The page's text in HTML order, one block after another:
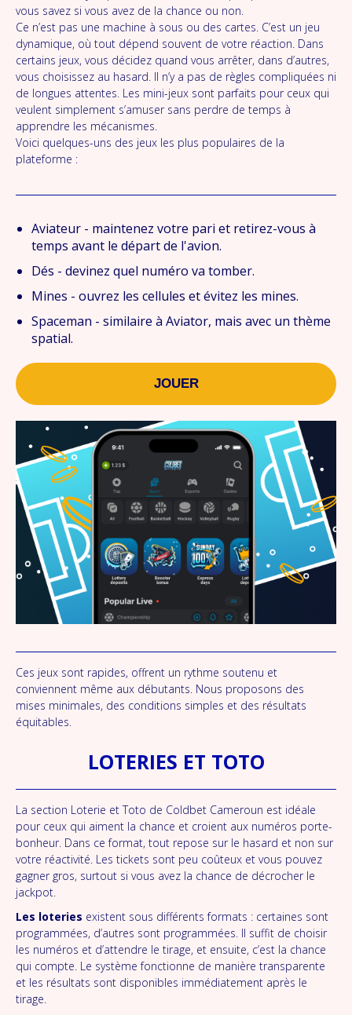
vous savez si vous avez de la chance ou non.
Ce n’est pas une machine à sous ou des cartes. C’est un jeu
dynamique, où tout dépend souvent de votre réaction. Dans
certains jeux, vous décidez quand vous arrêter, dans d’autres,
vous choisissez au hasard. Il n’y a pas de règles compliquées ni
de longues attentes. Les mini-jeux sont parfaits pour ceux qui
veulent simplement s’amuser sans perdre de temps à
apprendre les mécanismes.
Voici quelques-uns des jeux les plus populaires de la
plateforme :
Aviateur - maintenez votre pari et retirez-vous à
temps avant le départ de l'avion.
Dés - devinez quel numéro va tomber.
Mines - ouvrez les cellules et évitez les mines.
Spaceman - similaire à Aviator, mais avec un thème
spatial.
JOUER
Ces jeux sont rapides, offrent un rythme soutenu et
conviennent même aux débutants. Nous proposons des
mises minimales, des conditions simples et des résultats
équitables.
LOTERIES ET TOTO
La section Loterie et Toto de Coldbet Cameroun est idéale
pour ceux qui aiment la chance et croient aux numéros porte-
bonheur. Dans ce format, tout repose sur le hasard et non sur
votre réactivité. Les tickets sont peu coûteux et vous pouvez
gagner gros, surtout si vous avez la chance de décrocher le
jackpot.
Les loteries existent sous différents formats : certaines sont
programmées, d’autres sont programmées. Il suffit de choisir
les numéros et d’attendre le tirage, et ensuite, c’est la chance
qui compte. Le système fonctionne de manière transparente
et les résultats sont disponibles immédiatement après le
tirage.